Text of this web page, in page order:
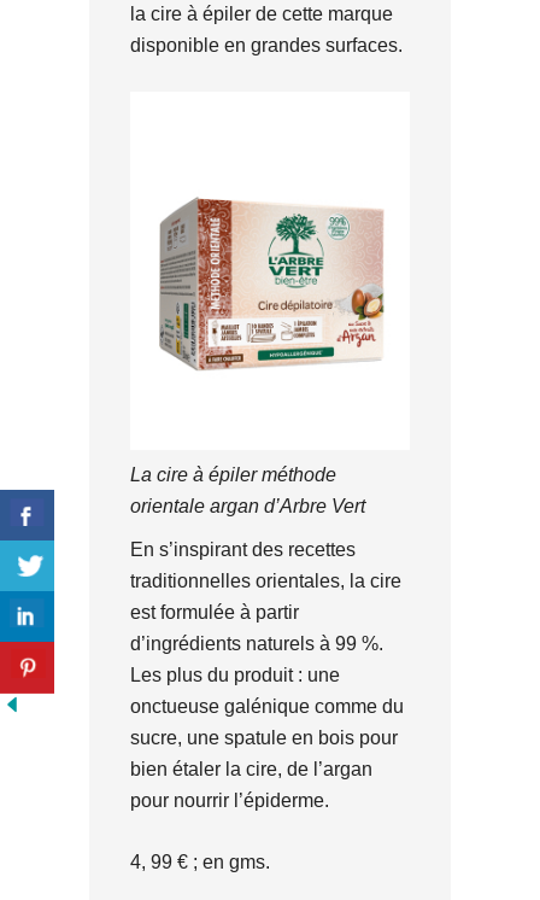
la cire à épiler de cette marque
disponible en grandes surfaces.
La cire à épiler méthode
orientale argan d’Arbre Vert
En s’inspirant des recettes
traditionnelles orientales, la cire
est formulée à partir
d’ingrédients naturels à 99 %.
Les plus du produit : une
onctueuse galénique comme du
sucre, une spatule en bois pour
bien étaler la cire, de l’argan
pour nourrir l’épiderme.
4, 99 € ; en gms.